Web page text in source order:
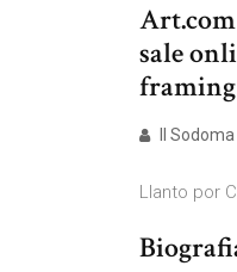
sale
framing
Il
Llanto por